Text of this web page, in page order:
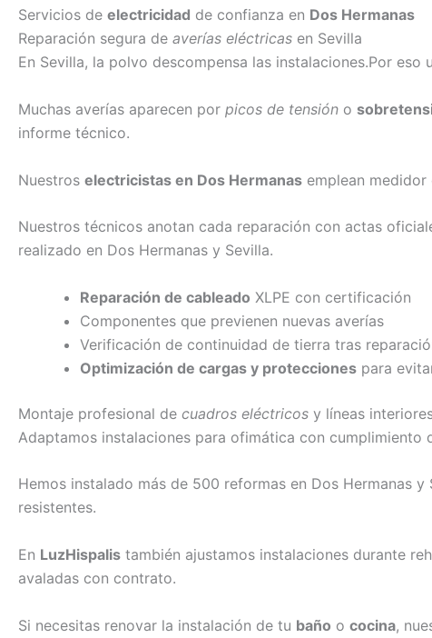
Servicios de electricidad de confianza en Dos Hermanas
Reparación segura de averías eléctricas en Sevilla
En Sevilla, la polvo descompensa las instalaciones.Por
Muchas averías aparecen por picos de tensión o
informe técnico.
Nuestros electricistas en Dos Hermanas emplean
Nuestros técnicos anotan cada reparación con actas
realizado en Dos Hermanas y Sevilla.
Reparación de cableado XLPE con certificación
Componentes que previenen nuevas averías
Verificación de continuidad de tierra tras
Optimización de cargas y protecciones para
Montaje profesional de cuadros eléctricos y líneas
Adaptamos instalaciones para ofimática con cumplimiento
Hemos instalado más de 500 reformas en Dos Hermanas
resistentes.
En LuzHispalis también ajustamos instalaciones durante
avaladas con contrato.
Si necesitas renovar la instalación de tu baño o cocina,